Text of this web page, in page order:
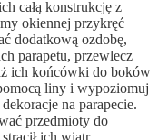
całą konstrukcję z
okiennej przykręć
dodatkową ozdobę,
parapetu, przewlecz
ich końcówki do boków
liny i wypoziomuj
na parapecie.
przedmioty do
ich wiatr.